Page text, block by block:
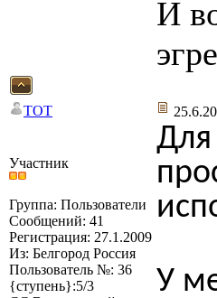
И
TOT
Участник
Группа: Пользователи
Сообщений: 41
Регистрация: 27.1.2009
Из: Белгород Россия
Пользователь №: 36
{ступень}:5/3
Для
У